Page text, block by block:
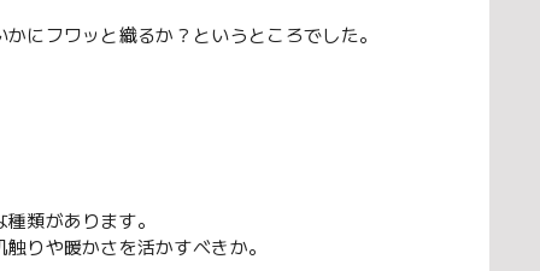
にフワッと織るか？というところでした。
類があります。
りや暖かさを活かすべきか。